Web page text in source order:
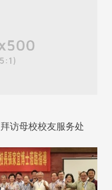
访母校校友服务处